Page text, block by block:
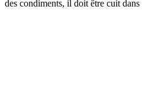
des condiments, il doit être cuit